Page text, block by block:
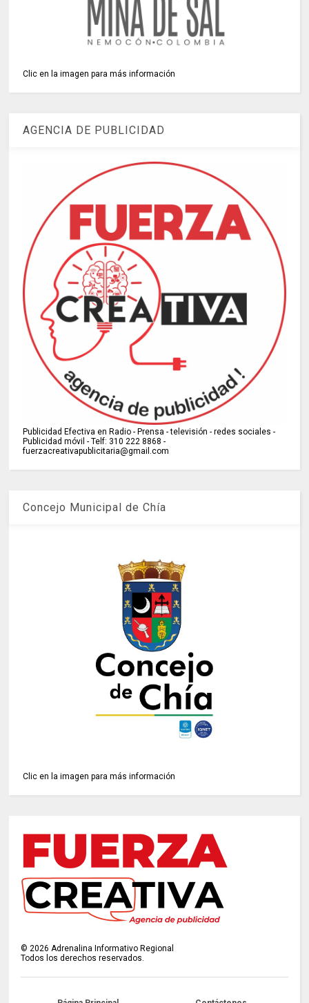
Clic en la imagen para más información
AGENCIA DE PUBLICIDAD
Publicidad Efectiva en Radio - Prensa - televisión - redes sociales -
Publicidad móvil - Telf: 310 222 8868 -
fuerzacreativapublicitaria@gmail.com
Concejo Municipal de Chía
Clic en la imagen para más información
©2026 Adrenalina Informativo Regional
Todos los derechos reservados.